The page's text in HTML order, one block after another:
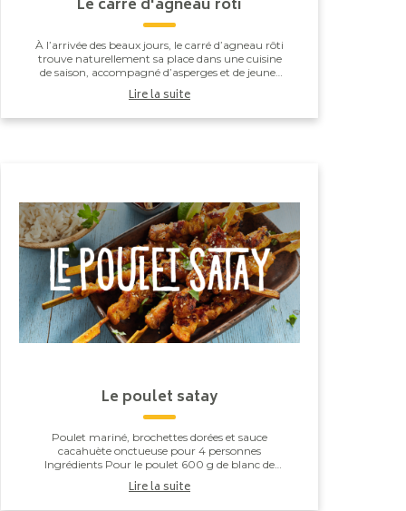
Le carré d'agneau rôti
À l’arrivée des beaux jours, le carré d’agneau rôti
trouve naturellement sa place dans une cuisine
de saison, accompagné d’asperges et de jeunes
légumes printaniers. Une recette simple et
maîtris...
Lire la suite
Le poulet satay
Poulet mariné, brochettes dorées et sauce
cacahuète onctueuse pour 4 personnes
Ingrédients Pour le poulet 600 g de blanc de
Lire la suite